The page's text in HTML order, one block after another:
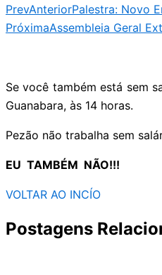
PrevAnteriorPalestra: Novo
PróximaAssembleia Geral
Se você também está sem
Guanabara, às 14 horas.
Pezão não trabalha sem
EU TAMBÉM NÃO!!!
VOLTAR AO INCÍO
Postagens